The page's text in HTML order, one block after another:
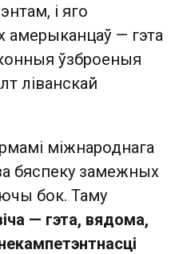
і яго
амерыканцаў — гэта
ўзброеныя
ліванскай
міжнароднага
бяспеку замежных
бок. Таму
— гэта, вядома,